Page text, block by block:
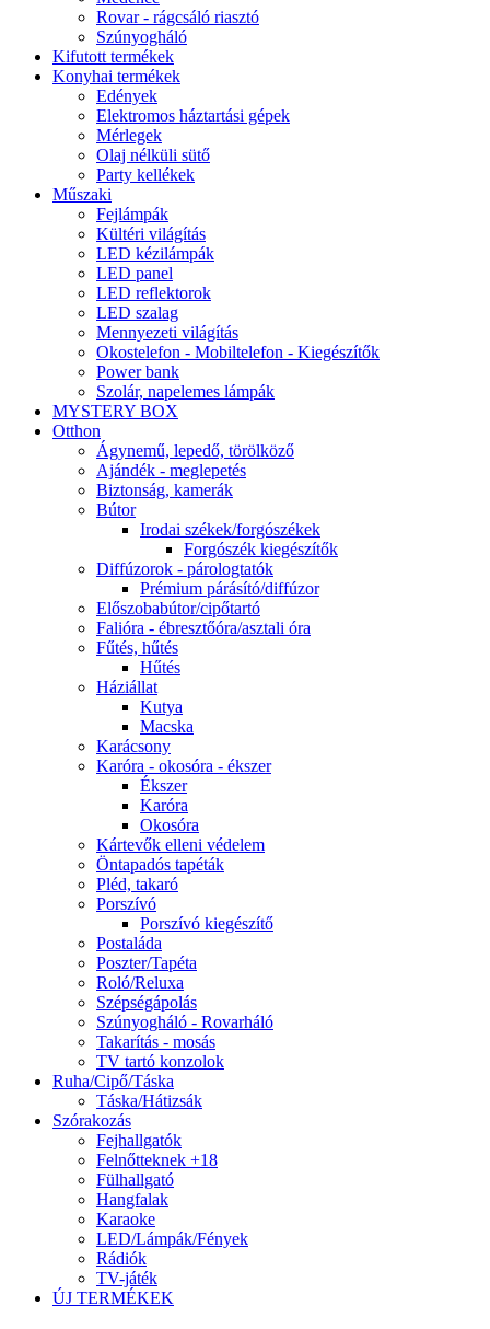
Rovar - rágcsáló riasztó
Szúnyogháló
Kifutott termékek
Konyhai termékek
Edények
Elektromos háztartási gépek
Mérlegek
Olaj nélküli sütő
Party kellékek
Műszaki
Fejlámpák
Kültéri világítás
LED kézilámpák
LED panel
LED reflektorok
LED szalag
Mennyezeti világítás
Okostelefon - Mobiltelefon - Kiegészítők
Power bank
Szolár, napelemes lámpák
MYSTERY BOX
Otthon
Ágynemű, lepedő, törölköző
Ajándék - meglepetés
Biztonság, kamerák
Bútor
Irodai székek/forgószékek
Forgószék kiegészítők
Diffúzorok - párologtatók
Prémium párásító/diffúzor
Előszobabútor/cipőtartó
Falióra - ébresztőóra/asztali óra
Fűtés, hűtés
Hűtés
Háziállat
Kutya
Macska
Karácsony
Karóra - okosóra - ékszer
Ékszer
Karóra
Okosóra
Kártevők elleni védelem
Öntapadós tapéták
Pléd, takaró
Porszívó
Porszívó kiegészítő
Postaláda
Poszter/Tapéta
Roló/Reluxa
Szépségápolás
Szúnyogháló - Rovarháló
Takarítás - mosás
TV tartó konzolok
Ruha/Cipő/Táska
Táska/Hátizsák
Szórakozás
Fejhallgatók
Felnőtteknek +18
Fülhallgató
Hangfalak
Karaoke
LED/Lámpák/Fények
Rádiók
TV-játék
ÚJ TERMÉKEK